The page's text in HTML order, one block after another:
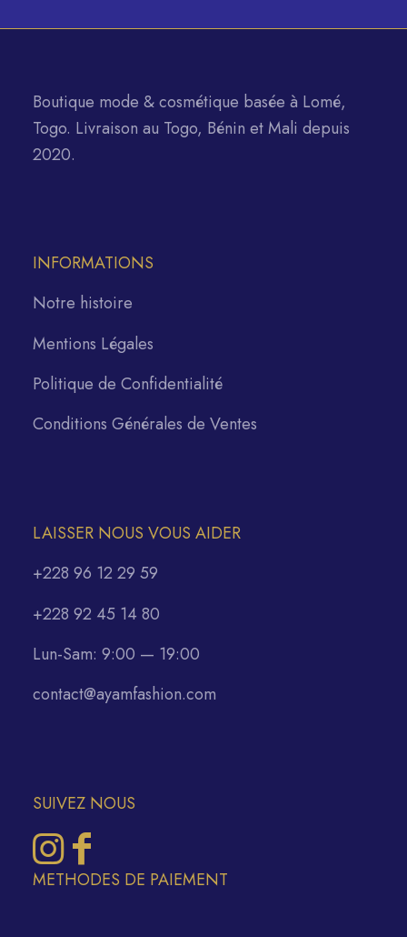
Boutique mode & cosmétique basée à Lomé,
Togo. Livraison au Togo, Bénin et Mali depuis
2020.
INFORMATIONS
Notre histoire
Mentions Légales
Politique de Confidentialité
Conditions Générales de Ventes
LAISSER NOUS VOUS AIDER
+228 96 12 29 59
+228 92 45 14 80
Lun-Sam: 9:00 — 19:00
contact@ayamfashion.com
SUIVEZ NOUS
METHODES DE PAIEMENT